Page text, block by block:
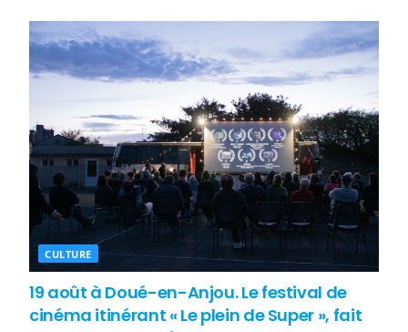
CULTURE
19 août à Doué-en-Anjou. Le festival de
cinéma itinérant « Le plein de Super », fait